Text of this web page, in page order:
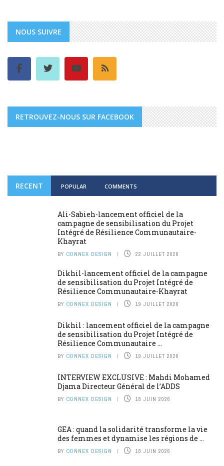
NOUS SUIVRE
RETROUVEZ-NOUS SUR FACEBOOK
RECENT POPULAR COMMENTS
Ali-Sabieh-lancement officiel de la
campagne de sensibilisation du Projet
Intégré de Résilience Communautaire-
Khayrat
BY CONNEX DESIGN 22 JUILLET 2026
Dikhil-lancement officiel de la campagne
de sensibilisation du Projet Intégré de
Résilience Communautaire-Khayrat
BY CONNEX DESIGN 19 JUILLET 2026
Dikhil : lancement officiel de la campagne
de sensibilisation du Projet Intégré de
Résilience Communautaire ...
BY CONNEX DESIGN 19 JUILLET 2026
INTERVIEW EXCLUSIVE : Mahdi Mohamed
Djama Directeur Général de l’ADDS
BY CONNEX DESIGN 18 JUIN 2026
GEA : quand la solidarité transforme la vie
des femmes et dynamise les régions de ...
BY CONNEX DESIGN 18 JUIN 2026